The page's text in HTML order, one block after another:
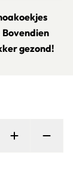
gezond!
Persoon